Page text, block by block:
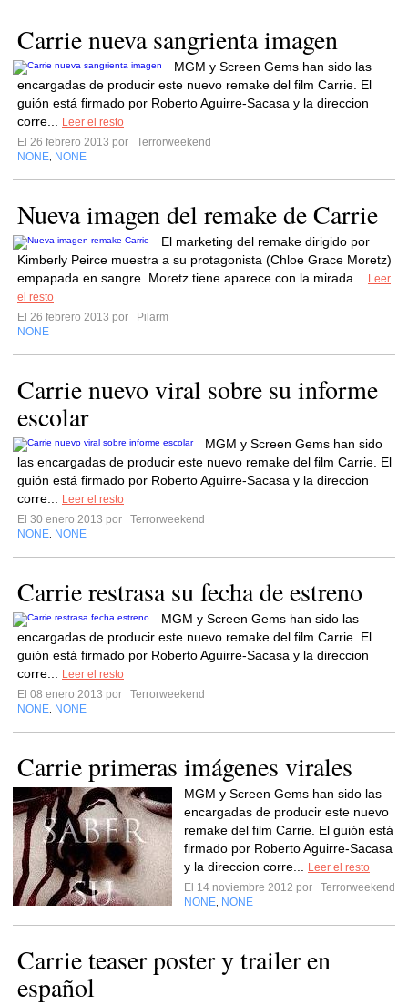
Carrie nueva sangrienta imagen
MGM y Screen Gems han sido las
encargadas de producir este nuevo remake del film Carrie. El
guión está firmado por Roberto Aguirre-Sacasa y la direccion
corre...
Leer el resto
El 26 febrero 2013 por
Terrorweekend
NONE NONE
Nueva imagen del remake de Carrie
El marketing del remake dirigido por
Kimberly Peirce muestra a su protagonista (Chloe Grace Moretz)
empapada en sangre. Moretz tiene aparece con la mirada...
Leer
el resto
El 26 febrero 2013 por
Pilarm
NONE
Carrie nuevo viral sobre su informe
escolar
MGM y Screen Gems han sido
las encargadas de producir este nuevo remake del film Carrie. El
guión está firmado por Roberto Aguirre-Sacasa y la direccion
corre...
Leer el resto
El 30 enero 2013 por
Terrorweekend
NONE NONE
Carrie restrasa su fecha de estreno
MGM y Screen Gems han sido las
encargadas de producir este nuevo remake del film Carrie. El
guión está firmado por Roberto Aguirre-Sacasa y la direccion
corre...
Leer el resto
El 08 enero 2013 por
Terrorweekend
NONE NONE
Carrie primeras imágenes virales
MGM y Screen Gems han sido las
encargadas de producir este nuevo
remake del film Carrie. El guión está
firmado por Roberto Aguirre-Sacasa
y la direccion corre...
Leer el resto
El 14 noviembre 2012 por
Terrorweekend
NONE NONE
Carrie teaser poster y trailer en
español